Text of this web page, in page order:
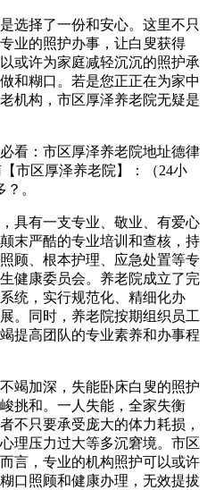
择了一份和安心。这里不只
业的照护办事，让白叟获得
或许为家庭减轻沉沉的照护承
和糊口。若是您正正在为家中
机构，市区厚泽养老院无疑是
：市区厚泽养老院地址德律
市区厚泽养老院】：（24小
。
有一支专业、敬业、有爱心
末严酷的专业培训和查核，持
顾、根本护理、应急处置等专
健康委员会。养老院成立了完
统，实行规范化、精细化办
。同时，养老院按期组织员工
提高团队的专业素养和办事程
加深，失能卧床白叟的照护
挑和。一人失能，全家失衡
不只要承受庞大的体力耗损，
理压力过大等多沉窘境。市区
言，专业的机构照护可以或许
口照顾和健康办理，无效提拔